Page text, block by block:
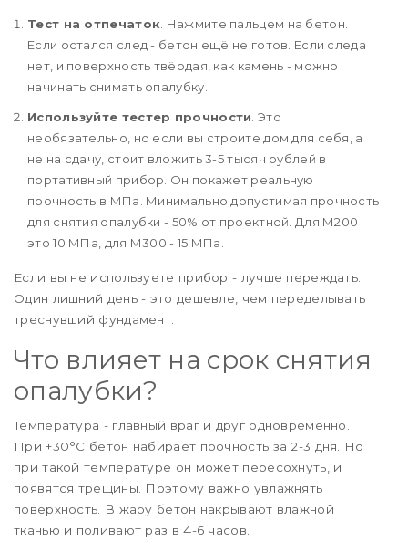
Тест на отпечаток . Нажмите пальцем на бетон.
Если остался след - бетон ещё не готов. Если следа
нет, и поверхность твёрдая, как камень - можно
начинать снимать опалубку.
Используйте тестер прочности . Это
необязательно, но если вы строите дом для себя, а
не на сдачу, стоит вложить 3-5 тысяч рублей в
портативный прибор. Он покажет реальную
прочность в МПа. Минимально допустимая прочность
для снятия опалубки - 50% от проектной. Для М200
это 10 МПа, для М300 - 15 МПа.
Если вы не используете прибор - лучше переждать.
Один лишний день - это дешевле, чем переделывать
треснувший фундамент.
Что влияет на срок снятия
опалубки?
Температура - главный враг и друг одновременно.
При +30°C бетон набирает прочность за 2-3 дня. Но
при такой температуре он может пересохнуть, и
появятся трещины. Поэтому важно увлажнять
поверхность. В жару бетон накрывают влажной
тканью и поливают раз в 4-6 часов.